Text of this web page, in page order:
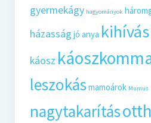
gyermekágy hagyományok
házasság jó anya kihívás
káosz
leszokásmamoárok Mumus
nagytakarítás